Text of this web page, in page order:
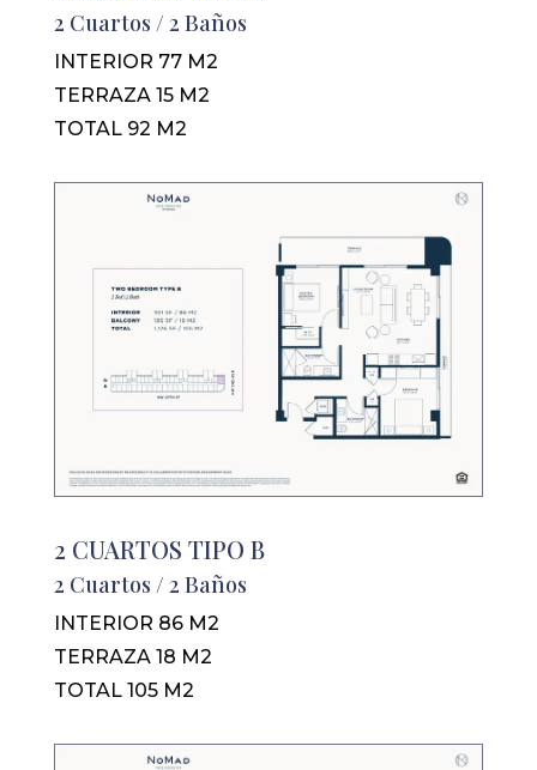
2 Cuartos / 2 Baños
INTERIOR 77 M2
TERRAZA 15 M2
TOTAL 92 M2
2 CUARTOS TIPO B
2 Cuartos / 2 Baños
INTERIOR 86 M2
TERRAZA 18 M2
TOTAL 105 M2